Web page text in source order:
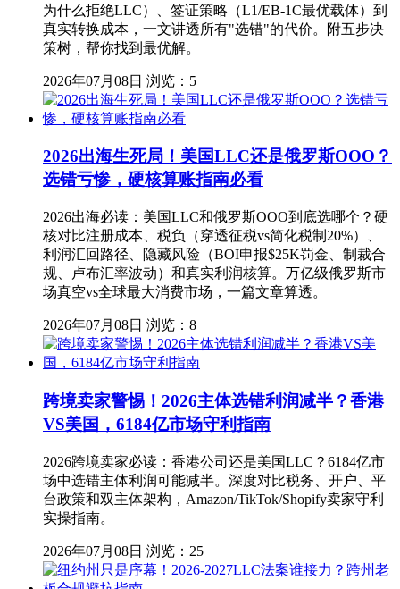
为什么拒绝LLC）、签证策略（L1/EB-1C最优载体）到
真实转换成本，一文讲透所有"选错"的代价。附五步决
策树，帮你找到最优解。
2026年07月08日 浏览：5
2026出海生死局！美国LLC还是俄罗斯OOO？
选错亏惨，硬核算账指南必看
2026出海必读：美国LLC和俄罗斯OOO到底选哪个？硬
核对比注册成本、税负（穿透征税vs简化税制20%）、
利润汇回路径、隐藏风险（BOI申报$25K罚金、制裁合
规、卢布汇率波动）和真实利润核算。万亿级俄罗斯市
场真空vs全球最大消费市场，一篇文章算透。
2026年07月08日 浏览：8
跨境卖家警惕！2026主体选错利润减半？香港
VS美国，6184亿市场守利指南
2026跨境卖家必读：香港公司还是美国LLC？6184亿市
场中选错主体利润可能减半。深度对比税务、开户、平
台政策和双主体架构，Amazon/TikTok/Shopify卖家守利
实操指南。
2026年07月08日 浏览：25